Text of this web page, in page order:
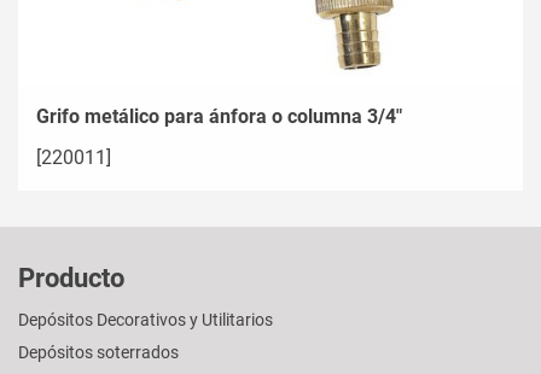
Grifo metálico para ánfora o columna 3/4"
[220011]
Producto
Depósitos Decorativos y Utilitarios
Depósitos soterrados